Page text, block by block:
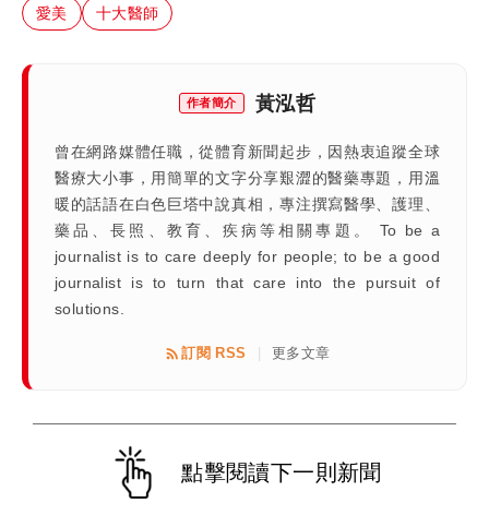
愛美 十大醫師
作者簡介 黃泓哲
曾在網路媒體任職，從體育新聞起步，因熱衷追蹤全球
醫療大小事，用簡單的文字分享艱澀的醫藥專題，用溫
暖的話語在白色巨塔中說真相，專注撰寫醫學、護理、
藥品、長照、教育、疾病等相關專題。 To be a
journalist is to care deeply for people; to be a good
journalist is to turn that care into the pursuit of
solutions.
訂閱 RSS 更多文章
點擊閱讀下一則新聞